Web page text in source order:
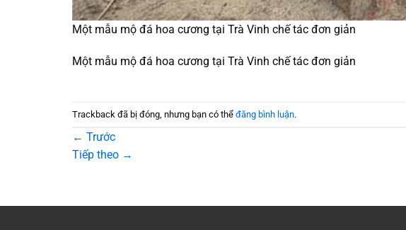
Một mẫu mộ đá hoa cương tại Trà Vinh chế tác đơn giản
Một mẫu mộ đá hoa cương tại Trà Vinh chế tác đơn giản
Trackback đã bị đóng, nhưng bạn có thể đăng bình luận.
← Trước
Tiếp theo →